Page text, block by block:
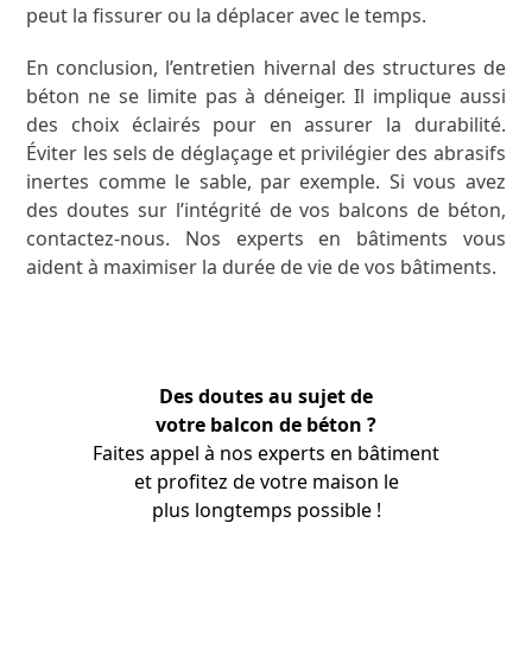
peut la fissurer ou la déplacer avec le temps.
En conclusion, l’entretien hivernal des structures de
béton ne se limite pas à déneiger. Il implique aussi
des choix éclairés pour en assurer la durabilité.
Éviter les sels de déglaçage et privilégier des abrasifs
inertes comme le sable, par exemple. Si vous avez
des doutes sur l’intégrité de vos balcons de béton,
contactez-nous. Nos experts en bâtiments vous
aident à maximiser la durée de vie de vos bâtiments.
Des doutes au sujet de
votre balcon de béton ?
Faites appel à nos experts en bâtiment
et profitez de votre maison le
plus longtemps possible !